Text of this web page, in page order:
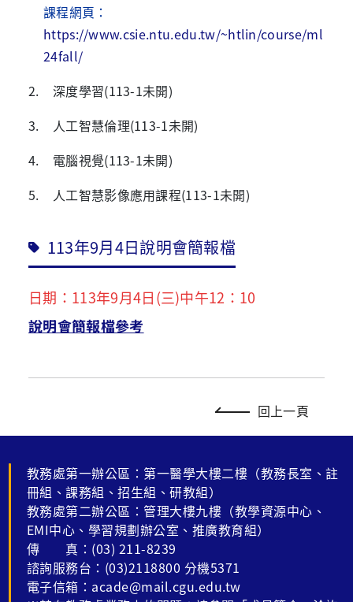
課程網頁：
https://www.csie.ntu.edu.tw/~htlin/course/ml
24fall/
2. 深度學習(113-1未開)
3. 人工智慧倫理(113-1未開)
4. 電腦視覺(113-1未開)
5. 人工智慧影像應用課程(113-1未開)
113年9月4日說明會簡報檔
日期：113年9月4日(三)中午12：10
說明會簡報檔參考
回上一頁
教務處第一辦公區：第一醫學大樓二樓（教務長室、註
冊組、課務組、招生組、研教組）
教務處第二辦公區：管理大樓九樓（教學資源中心、
EMI中心、學習規劃辦公室、推廣教育組）
傳 真：(03) 211-8239
諮詢服務台：(03)2118800 分機5371
電子信箱：acade@mail.cgu.edu.tw